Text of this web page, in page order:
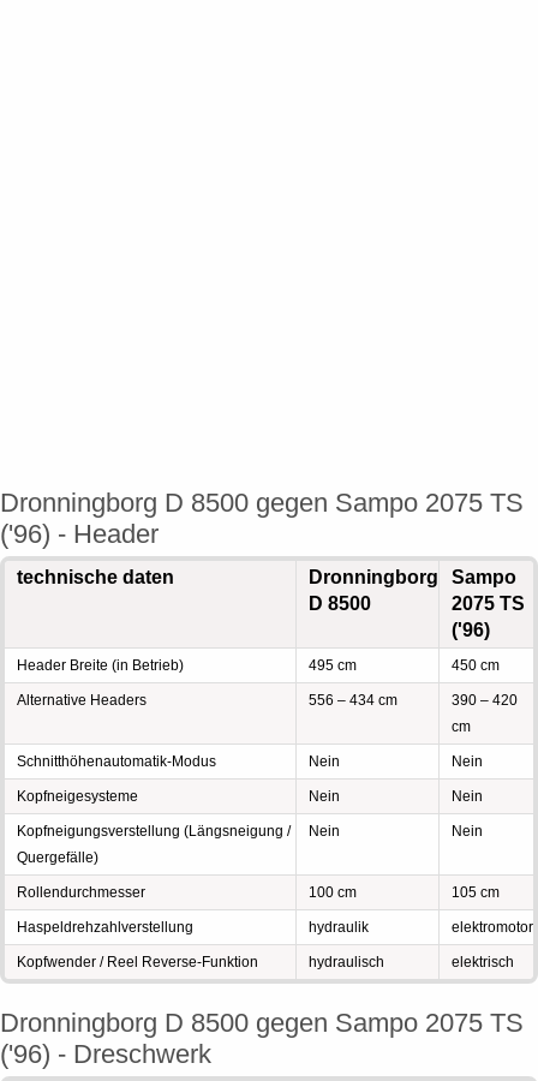
Dronningborg D 8500 gegen Sampo 2075 TS
('96) - Header
technische daten
Dronningborg
D 8500
Sampo
2075 TS
('96)
Header Breite (in Betrieb) 495 cm 450 cm
Alternative Headers 556 – 434 cm
390 – 420
cm
Schnitthöhenautomatik-Modus Nein Nein
Kopfneigesysteme Nein Nein
Kopfneigungsverstellung (Längsneigung /
Quergefälle)
Nein Nein
Rollendurchmesser 100 cm 105 cm
Haspeldrehzahlverstellung hydraulik elektromotor
Kopfwender / Reel Reverse-Funktion hydraulisch elektrisch
Dronningborg D 8500 gegen Sampo 2075 TS
('96) - Dreschwerk